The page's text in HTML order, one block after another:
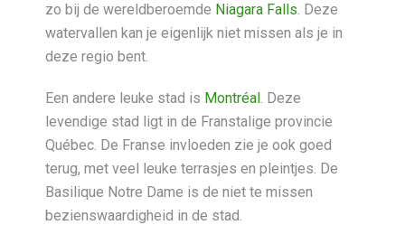
zo bij de wereldberoemde Niagara Falls. Deze
watervallen kan je eigenlijk niet missen als je in
deze regio bent.
Een andere leuke stad is Montréal. Deze
levendige stad ligt in de Franstalige provincie
Québec. De Franse invloeden zie je ook goed
terug, met veel leuke terrasjes en pleintjes. De
Basilique Notre Dame is de niet te missen
bezienswaardigheid in de stad.